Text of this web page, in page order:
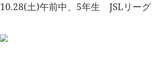
10.28(土)午前中、5年生 JSLリーグ